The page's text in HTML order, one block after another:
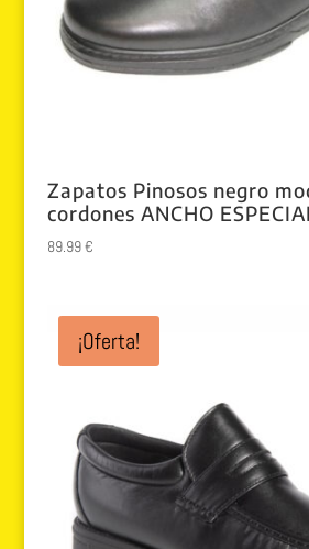
Zapatos Pinosos negro
cordones ANCHO ESPECIAL
89.99€
¡Oferta!